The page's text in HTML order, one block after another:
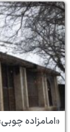
«امامزاده